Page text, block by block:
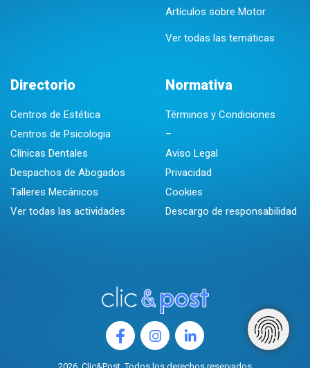
Artículos sobre Motor
Ver todas las temáticas
Directorio
Centros de Estética
Centros de Psicologia
Clínicas Dentales
Despachos de Abogados
Talleres Mecánicos
Ver todas las actividades
Normativa
Términos y Condiciones
–
Aviso Legal
Privacidad
Cookies
Descargo de responsabilidad